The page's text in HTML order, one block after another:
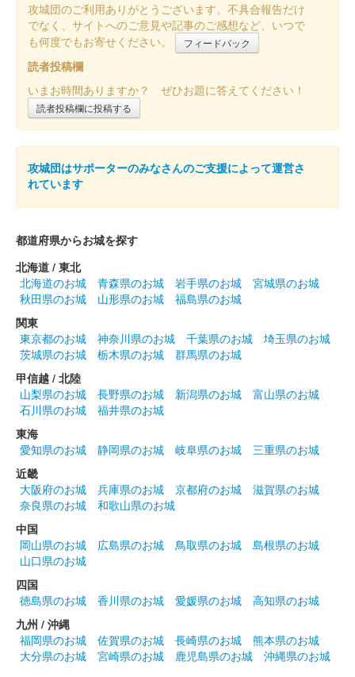
久野城 御城印 令和4年1月限定版
ゾロ目の日限定の限定版御城印。
久野城 御城印 令和3年12月限定版
販売終了
ゾロ目の日限定の限定版御城印。
久野城 御城印
販売終了
ゾロ目の日限定の限定版御城印。
久野城 御城印 令和3年10月限定版
販売終了
ゾロ目の日限定の限定版御城印。
久野城 御城印
販売終了
ゾロ目の日限定の限定版御城印。
久野城 御城印
ゾロ目の日限定の限定版御城印。
攻城団のご利用ありがとうございます。不具合報告だけ
でなく、サイトへのご意見や記事のご感想など、いつで
も何度でもお寄せください。
フィードバック
読者投稿欄
いまお時間ありますか？ ぜひお題に答えてください！
読者投稿欄に投稿する
攻城団はサポーターのみなさんのご支援によって運営さ
れています
都道府県からお城を探す
北海道 / 東北
北海道のお城
青森県のお城 岩手県のお城
宮城県のお城
秋田県のお城
山形県のお城
福島県のお城
関東
東京都のお城
神奈川県のお城 千葉県のお城
埼玉県のお城
茨城県のお城
栃木県のお城
群馬県のお城
甲信越 / 北陸
山梨県のお城
長野県のお城 新潟県のお城
富山県のお城
石川県のお城
福井県のお城
東海
愛知県のお城
静岡県のお城 岐阜県のお城
三重県のお城
近畿
大阪府のお城
兵庫県のお城 京都府のお城
滋賀県のお城
奈良県のお城
和歌山県のお城
中国
岡山県のお城
広島県のお城 鳥取県のお城
島根県のお城
山口県のお城
四国
徳島県のお城
香川県のお城 愛媛県のお城
高知県のお城
九州 / 沖縄
福岡県のお城
佐賀県のお城 長崎県のお城
熊本県のお城
大分県のお城
宮崎県のお城 鹿児島県のお城 沖縄県のお城